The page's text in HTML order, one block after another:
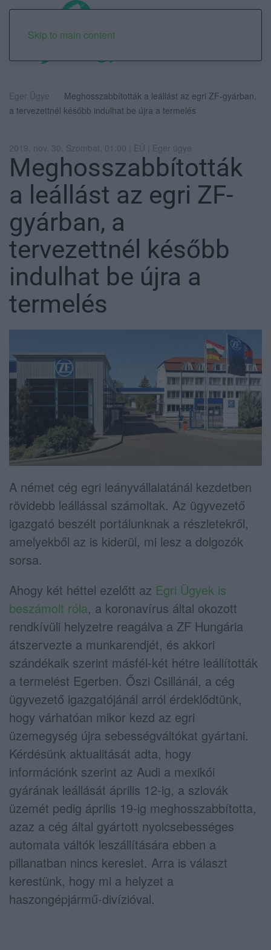
Skip to main content
Eger Ügye
Meghosszabbították a leállást az egri ZF-gyárban,
a tervezettnél később indulhat be újra a termelés
2019. nov. 30. Szombat, 01:00 | EÜ | Eger ügye
Meghosszabbították
a leállást az egri ZF-
gyárban, a
tervezettnél később
indulhat be újra a
termelés
A német cég egri leányvállalatánál kezdetben
rövidebb leállással számoltak. Az ügyvezető
igazgató beszélt portálunknak a részletekről,
amelyekből az is kiderül, mi lesz a dolgozók
sorsa.
Ahogy két héttel ezelőtt az Egri Ügyek is
beszámolt róla, a koronavírus által okozott
rendkívüli helyzetre reagálva a ZF Hungária
átszervezte a munkarendjét, és akkori
szándékaik szerint másfél-két hétre leállították
a termelést Egerben. Őszi Csillánál, a cég
ügyvezető igazgatójánál arról érdeklődtünk,
hogy várhatóan mikor kezd az egri
üzemegység újra sebességváltókat gyártani.
Kérdésünk aktualitását adta, hogy
információnk szerint az Audi a mexikói
gyárának leállását április 12-ig, a szlovák
üzemét pedig április 19-ig meghosszabbította,
azaz a cég által gyártott nyolcsebességes
automata váltók leszállítására ebben a
pillanatban nincs kereslet. Arra is választ
kerestünk, hogy mi a helyzet a
haszongépjármű-divízióval.